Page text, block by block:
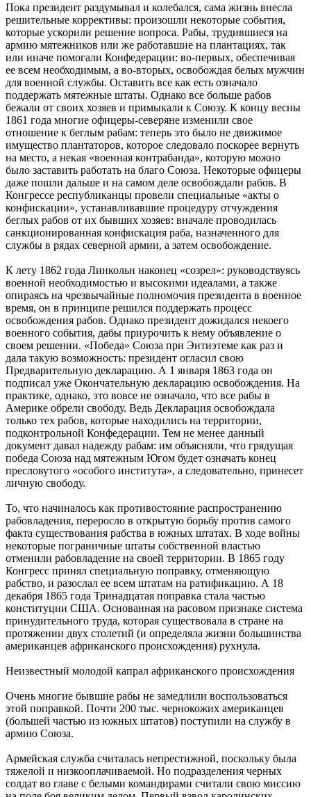
Пока президент раздумывал и колебался, сама жизнь внесла
решительные коррективы: произошли некоторые события,
которые ускорили решение вопроса. Рабы, трудившиеся на
армию мятежников или же работавшие на плантациях, так
или иначе помогали Конфедерации: во-первых, обеспечивая
ее всем необходимым, а во-вторых, освобождая белых мужчин
для военной службы. Оставить все как есть означало
поддержать мятежные штаты. Однако все больше рабов
бежали от своих хозяев и примыкали к Союзу. К концу весны
1861 года многие офицеры-северяне изменили свое
отношение к беглым рабам: теперь это было не движимое
имущество плантаторов, которое следовало поскорее вернуть
на место, а некая «военная контрабанда», которую можно
было заставить работать на благо Союза. Некоторые офицеры
даже пошли дальше и на самом деле освобождали рабов. В
Конгрессе республиканцы провели специальные «акты о
конфискации», устанавливавшие процедуру отчуждения
беглых рабов от их бывших хозяев: вначале проводилась
санкционированная конфискация раба, назначенного для
службы в рядах северной армии, а затем освобождение.
К лету 1862 года Линкольн наконец «созрел»: руководствуясь
военной необходимостью и высокими идеалами, а также
опираясь на чрезвычайные полномочия президента в военное
время, он в принципе решился поддержать процесс
освобождения рабов. Однако президент дожидался некоего
военного события, дабы приурочить к нему объявление о
своем решении. «Победа» Союза при Энтиэтеме как раз и
дала такую возможность: президент огласил свою
Предварительную декларацию. А 1 января 1863 года он
подписал уже Окончательную декларацию освобождения. На
практике, однако, это вовсе не означало, что все рабы в
Америке обрели свободу. Ведь Декларация освобождала
только тех рабов, которые находились на территории,
подконтрольной Конфедерации. Тем не менее данный
документ давал надежду рабам: им объясняли, что грядущая
победа Союза над мятежным Югом будет означать конец
пресловутого «особого института», а следовательно, принесет
личную свободу.
То, что начиналось как противостояние распространению
рабовладения, переросло в открытую борьбу против самого
факта существования рабства в южных штатах. В ходе войны
некоторые пограничные штаты собственной властью
отменили рабовладение на своей территории. В 1865 году
Конгресс принял специальную поправку, отменяющую
рабство, и разослал ее всем штатам на ратификацию. А 18
декабря 1865 года Тринадцатая поправка стала частью
конституции США. Основанная на расовом признаке система
принудительного труда, которая существовала в стране на
протяжении двух столетий (и определяла жизни большинства
американцев африканского происхождения) рухнула.
Неизвестный молодой капрал африканского происхождения
Очень многие бывшие рабы не замедлили воспользоваться
этой поправкой. Почти 200 тыс. чернокожих американцев
(большей частью из южных штатов) поступили на службу в
армию Союза.
Армейская служба считалась непрестижной, поскольку была
тяжелой и низкооплачиваемой. Но подразделения черных
солдат во главе с белыми командирами считали свою миссию